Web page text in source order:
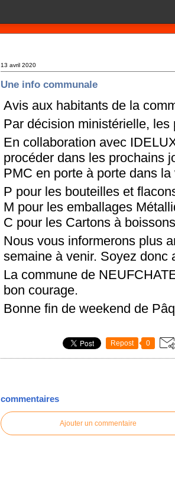
13 avril 2020
Une info communale
Avis aux habitants de la
Par décision ministérielle,
En collaboration avec
procéder dans les prochains
PMC en porte à porte dans
P pour les bouteilles et
M pour les emballages
C pour les Cartons à boissons
Nous vous informerons plus
semaine à venir. Soyez donc
La commune de
bon courage.
Bonne fin de weekend de
Repost 0
commentaires
Ajouter un commentaire